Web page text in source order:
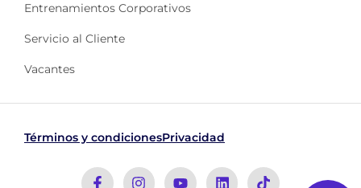
Entrenamientos Corporativos
Servicio al Cliente
Vacantes
Términos y condicionesPrivacidad